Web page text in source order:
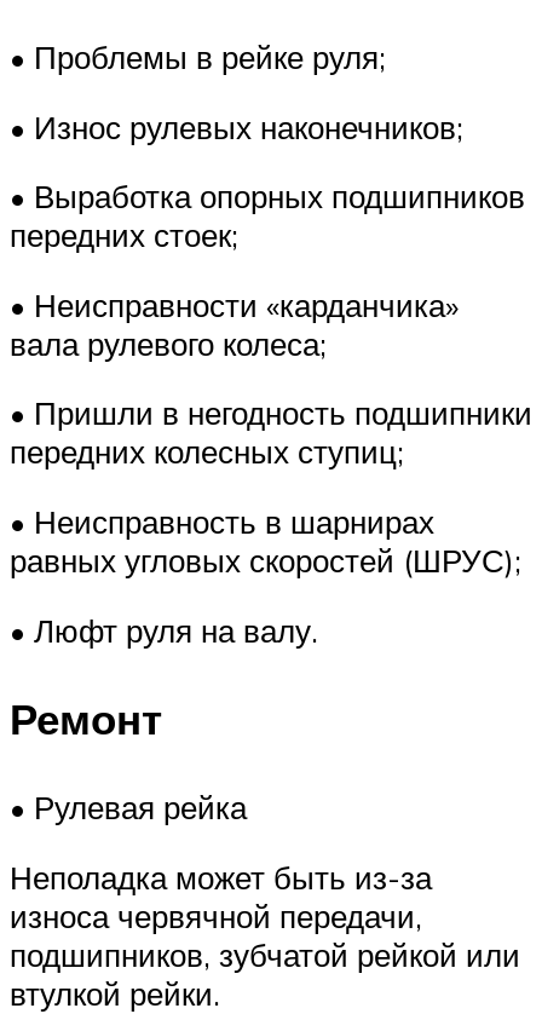
• Проблемы в рейке руля;
• Износ рулевых наконечников;
• Выработка опорных подшипников
передних стоек;
• Неисправности «карданчика»
вала рулевого колеса;
• Пришли в негодность подшипники
передних колесных ступиц;
• Неисправность в шарнирах
равных угловых скоростей (ШРУС);
• Люфт руля на валу.
Ремонт
• Рулевая рейка
Неполадка может быть из-за
износа червячной передачи,
подшипников, зубчатой рейкой или
втулкой рейки.